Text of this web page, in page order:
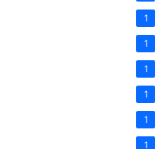
1
1
1
1
1
1